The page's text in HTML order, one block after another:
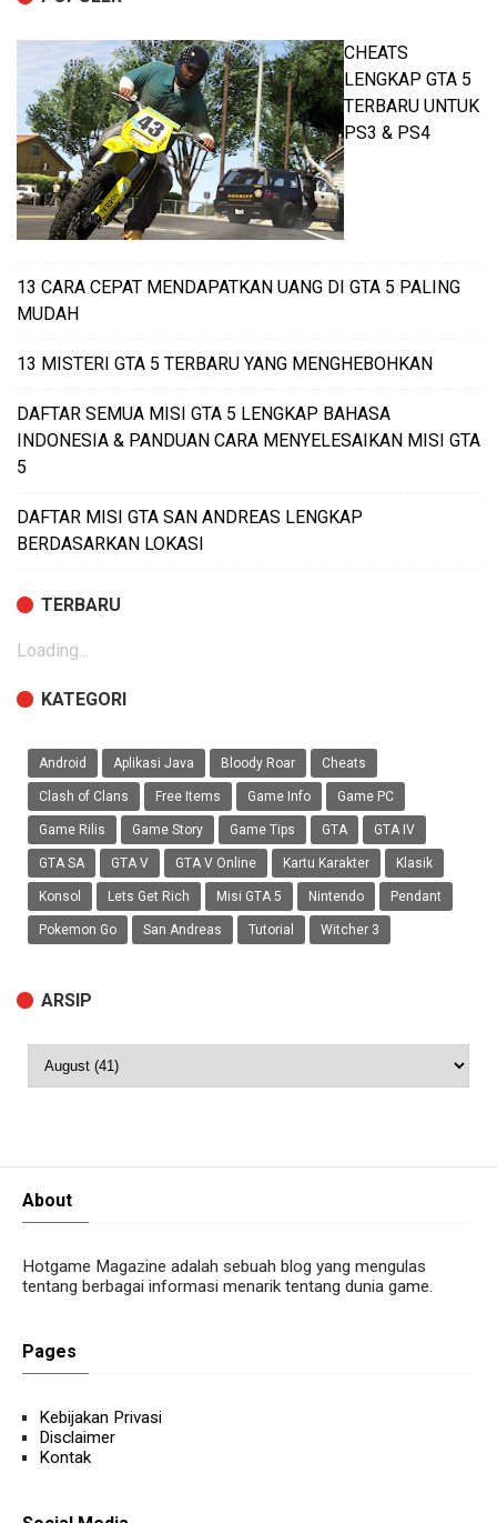
CHEATS
LENGKAP GTA 5
TERBARU UNTUK
PS3 & PS4
13 CARA CEPAT MENDAPATKAN UANG DI GTA 5 PALING
MUDAH
13 MISTERI GTA 5 TERBARU YANG MENGHEBOHKAN
DAFTAR SEMUA MISI GTA 5 LENGKAP BAHASA
INDONESIA & PANDUAN CARA MENYELESAIKAN MISI GTA
5
DAFTAR MISI GTA SAN ANDREAS LENGKAP
BERDASARKAN LOKASI
TERBARU
Loading...
KATEGORI
Android Aplikasi Java Bloody Roar Cheats
Clash of Clans Free Items Game Info Game PC
Game Rilis Game Story Game Tips GTA GTA IV
GTA SA GTA V GTA V Online Kartu Karakter Klasik
Konsol Lets Get Rich Misi GTA 5 Nintendo Pendant
Pokemon Go San Andreas Tutorial Witcher 3
ARSIP
About
Hotgame Magazine adalah sebuah blog yang mengulas
tentang berbagai informasi menarik tentang dunia game.
Pages
Kebijakan Privasi
Disclaimer
Kontak